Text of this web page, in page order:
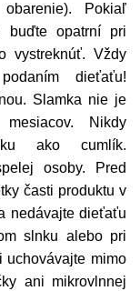
Pokiaľ
buďte opatrní pri
vystreknúť. Vždy
dieťaťu!
Slamka nie je
Nikdy
ako cumlík.
osoby. Pred
časti produktu v
nedávajte dieťaťu
slnku alebo pri
uchovávajte mimo
ani mikrovlnnej